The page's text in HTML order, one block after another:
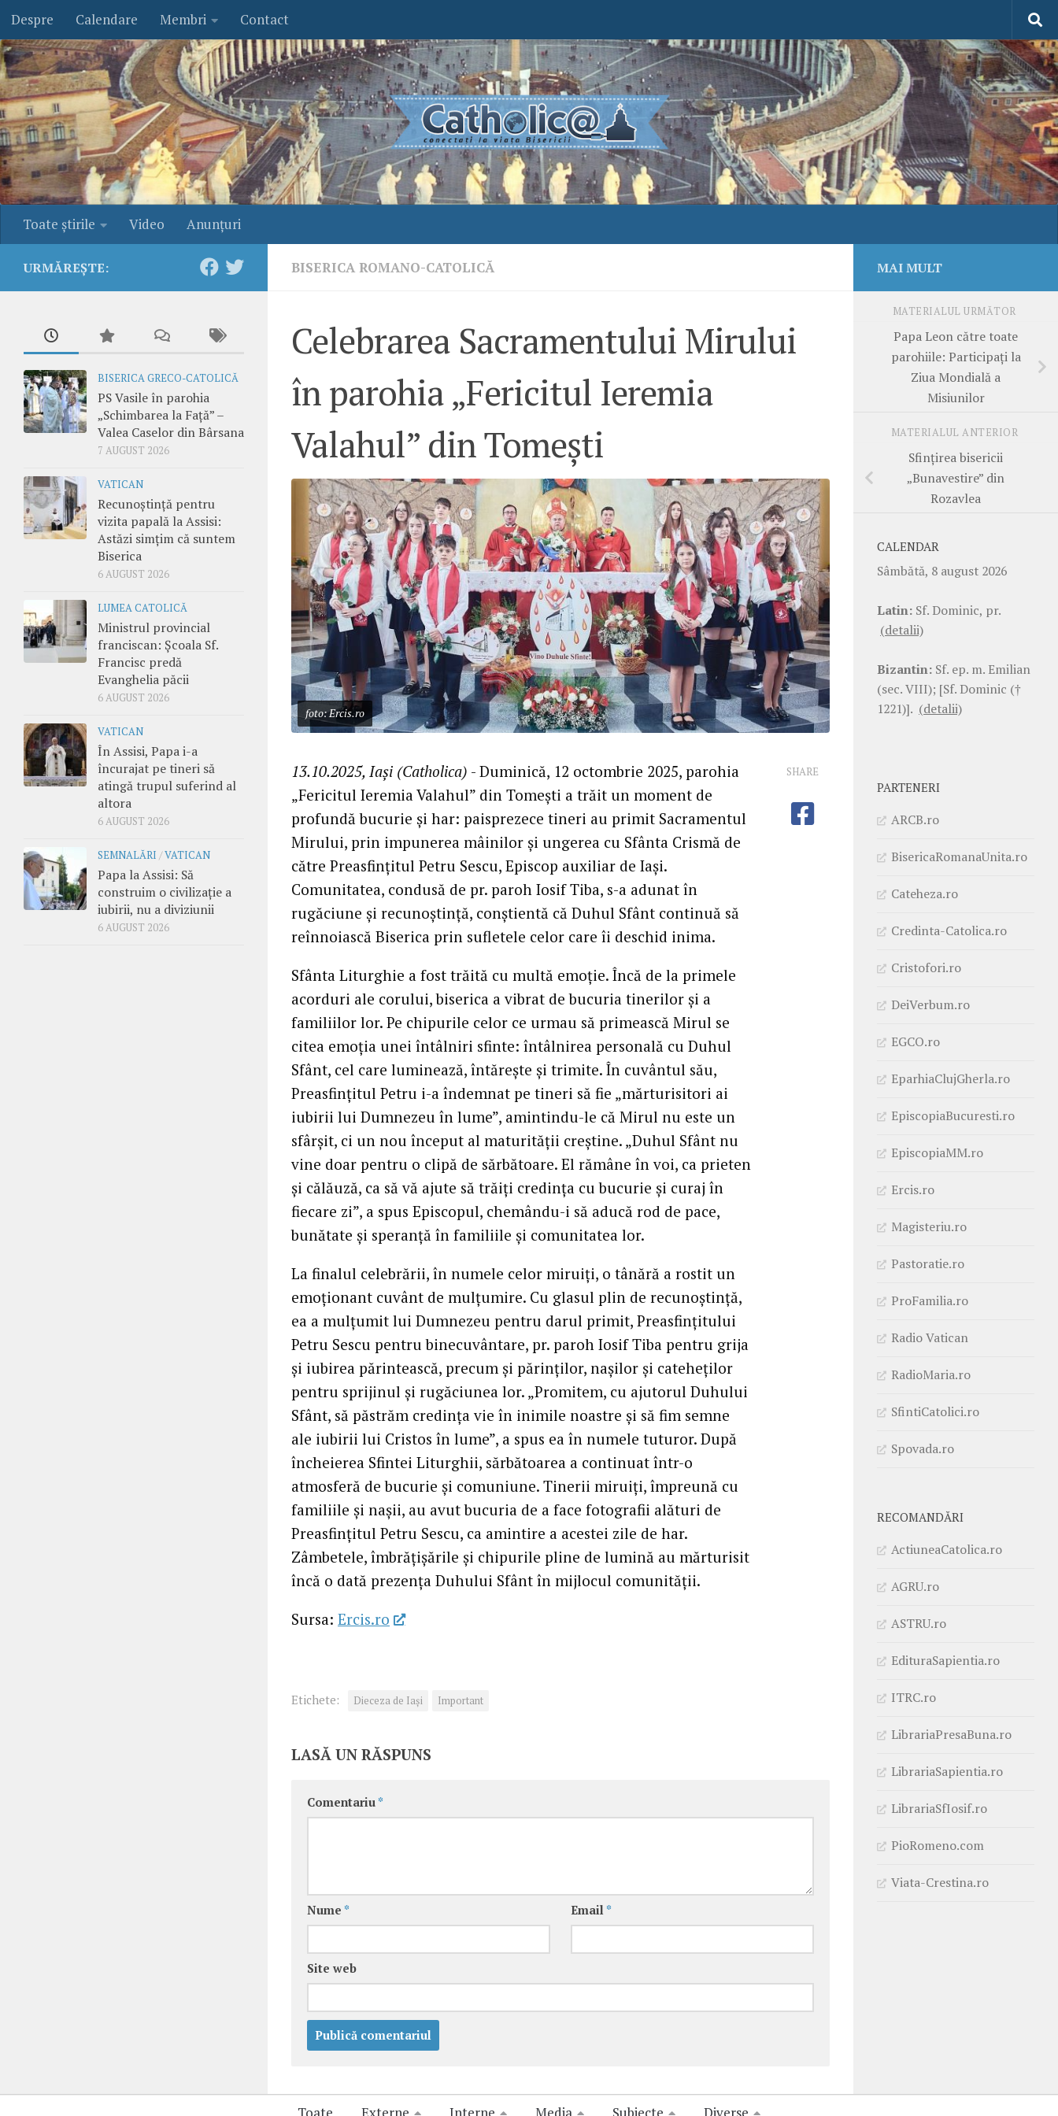
Skip to content
Despre Calendare Membri Contact
Toate ştirile Video Anunţuri
BISERICA ROMANO-CATOLICĂ
Celebrarea Sacramentului Mirului
în parohia „Fericitul Ieremia
Valahul” din Tomești
foto: Ercis.ro
13.10.2025, Iași (Catholica) - Duminică, 12 octombrie 2025, parohia
„Fericitul Ieremia Valahul” din Tomești a trăit un moment de
profundă bucurie și har: paisprezece tineri au primit Sacramentul
Mirului, prin impunerea mâinilor și ungerea cu Sfânta Crismă de
către Preasfințitul Petru Sescu, Episcop auxiliar de Iași.
Comunitatea, condusă de pr. paroh Iosif Tiba, s-a adunat în
rugăciune și recunoștință, conștientă că Duhul Sfânt continuă să
reînnoiască Biserica prin sufletele celor care îi deschid inima.
Sfânta Liturghie a fost trăită cu multă emoție. Încă de la primele
acorduri ale corului, biserica a vibrat de bucuria tinerilor și a
familiilor lor. Pe chipurile celor ce urmau să primească Mirul se
citea emoția unei întâlniri sfinte: întâlnirea personală cu Duhul
Sfânt, cel care luminează, întărește și trimite. În cuvântul său,
Preasfințitul Petru i-a îndemnat pe tineri să fie „mărturisitori ai
iubirii lui Dumnezeu în lume”, amintindu-le că Mirul nu este un
sfârșit, ci un nou început al maturității creștine. „Duhul Sfânt nu
vine doar pentru o clipă de sărbătoare. El rămâne în voi, ca prieten
și călăuză, ca să vă ajute să trăiți credința cu bucurie și curaj în
fiecare zi”, a spus Episcopul, chemându-i să aducă rod de pace,
bunătate și speranță în familiile și comunitatea lor.
La finalul celebrării, în numele celor miruiți, o tânără a rostit un
emoționant cuvânt de mulțumire. Cu glasul plin de recunoștință,
ea a mulțumit lui Dumnezeu pentru darul primit, Preasfințitului
Petru Sescu pentru binecuvântare, pr. paroh Iosif Tiba pentru grija
și iubirea părintească, precum și părinților, nașilor și cateheților
pentru sprijinul și rugăciunea lor. „Promitem, cu ajutorul Duhului
Sfânt, să păstrăm credința vie în inimile noastre și să fim semne
ale iubirii lui Cristos în lume”, a spus ea în numele tuturor. După
încheierea Sfintei Liturghii, sărbătoarea a continuat într-o
atmosferă de bucurie și comuniune. Tinerii miruiți, împreună cu
familiile și nașii, au avut bucuria de a face fotografii alături de
Preasfințitul Petru Sescu, ca amintire a acestei zile de har.
Zâmbetele, îmbrățișările și chipurile pline de lumină au mărturisit
încă o dată prezența Duhului Sfânt în mijlocul comunității.
Sursa: Ercis.ro
SHARE
Etichete: Dieceza de Iași Important
LASĂ UN RĂSPUNS
Comentariu *
Nume * Email *
Site web
URMĂREȘTE:
BISERICA GRECO-CATOLICĂ
PS Vasile în parohia
„Schimbarea la Față” –
Valea Caselor din Bârsana
7 AUGUST 2026
VATICAN
Recunoștință pentru
vizita papală la Assisi:
Astăzi simțim că suntem
Biserica
6 AUGUST 2026
LUMEA CATOLICĂ
Ministrul provincial
franciscan: Școala Sf.
Francisc predă
Evanghelia păcii
6 AUGUST 2026
VATICAN
În Assisi, Papa i-a
încurajat pe tineri să
atingă trupul suferind al
altora
6 AUGUST 2026
SEMNALĂRI /VATICAN
Papa la Assisi: Să
construim o civilizație a
iubirii, nu a diviziunii
6 AUGUST 2026
MAI MULT
MATERIALUL URMĂTOR
Papa Leon către toate
parohiile: Participați la
Ziua Mondială a
Misiunilor
MATERIALUL ANTERIOR
Sfințirea bisericii
„Bunavestire” din
Rozavlea
CALENDAR
Sâmbătă, 8 august 2026
Latin: Sf. Dominic, pr.
(detalii)
Bizantin: Sf. ep. m. Emilian
(sec. VIII); [Sf. Dominic (†
1221)]. (detalii)
PARTENERI
ARCB.ro
BisericaRomanaUnita.ro
Cateheza.ro
Credinta-Catolica.ro
Cristofori.ro
DeiVerbum.ro
EGCO.ro
EparhiaClujGherla.ro
EpiscopiaBucuresti.ro
EpiscopiaMM.ro
Ercis.ro
Magisteriu.ro
Pastoratie.ro
ProFamilia.ro
Radio Vatican
RadioMaria.ro
SfintiCatolici.ro
Spovada.ro
RECOMANDĂRI
ActiuneaCatolica.ro
AGRU.ro
ASTRU.ro
EdituraSapientia.ro
ITRC.ro
LibrariaPresaBuna.ro
LibrariaSapientia.ro
LibrariaSfIosif.ro
PioRomeno.com
Viata-Crestina.ro